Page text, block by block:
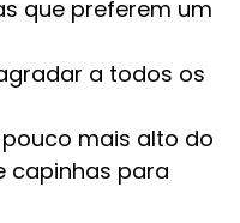
que preferem um
a todos os
mais alto do
capinhas para